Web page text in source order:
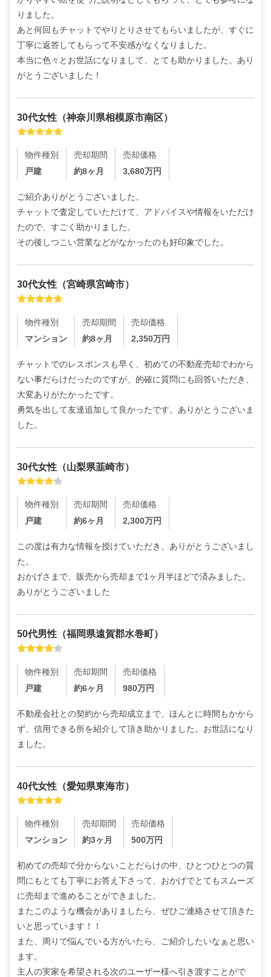
りました。
あと何回もチャットでやりとりさせてもらいましたが、すぐに
丁寧に返答してもらって不安感がなくなりました。
本当に色々とお世話になりまして、とても助かりました。あり
がとうございました！
30代女性 （神奈川県相模原市南区）
物件種別
戸建
売却期間
約8ヶ月
売却価格
3,680万円
ご紹介ありがとうございました。
チャットで査定していただけて、アドバイスや情報をいただけ
たので、すごく助かりました。
その後しつこい営業などがなかったのも好印象でした。
30代女性 （宮崎県宮崎市）
物件種別
マンション
売却期間
約8ヶ月
売却価格
2,350万円
チャットでのレスポンスも早く、初めての不動産売却でわから
ない事だらけだったのですが、的確に質問にも回答いただき、
大変ありがたかったです。
勇気を出して友達追加して良かったです。ありがとうございま
した。
30代女性 （山梨県韮崎市）
物件種別
戸建
売却期間
約6ヶ月
売却価格
2,300万円
この度は有力な情報を授けていただき、ありがとうございまし
た。
おかげさまで、販売から売却まで1ヶ月半ほどで済みました。
ありがとうございました
50代男性 （福岡県遠賀郡水巻町）
物件種別
戸建
売却期間
約6ヶ月
売却価格
980万円
不動産会社との契約から売却成立まで、ほんとに時間もかから
ず、信用できる所を紹介して頂き助かりました。お世話になり
ました。
40代女性 （愛知県東海市）
物件種別
マンション
売却期間
約3ヶ月
売却価格
500万円
初めての売却で分からないことだらけの中、ひとつひとつの質
問にもとても丁寧にお答え下さって、おかげでとてもスムーズ
に売却まで進めることができました。
またこのような機会がありましたら、ぜひご連絡させて頂きた
いと思っています！！
また、周りで悩んでいる方がいたら、ご紹介したいなぁと思い
ます。
主人の実家を希望される次のユーザー様へ引き渡すことがで